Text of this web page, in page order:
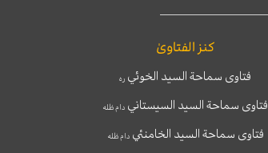
كنز الفتاوىٰ
فتاوى سماحة السيد الخوئي ره
فتاوى سماحة السيد السيستاني دام ظله
فتاوى سماحة السيد الخامنئيدام ظله